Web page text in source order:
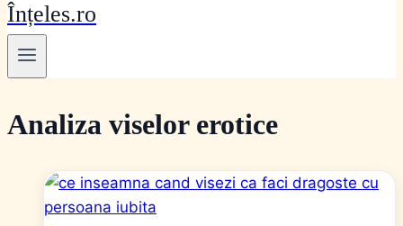
Înțeles.ro
Analiza viselor erotice